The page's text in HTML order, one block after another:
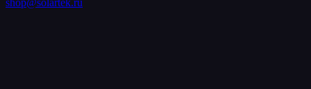
shop@solartek.ru